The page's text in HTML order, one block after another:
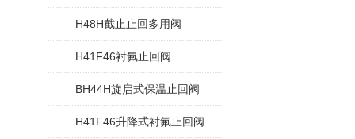
H48H截止止回多用阀
H41F46衬氟止回阀
BH44H旋启式保温止回阀
H41F46升降式衬氟止回阀